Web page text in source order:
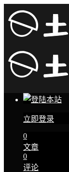
立即登录
0
文章
0
评论